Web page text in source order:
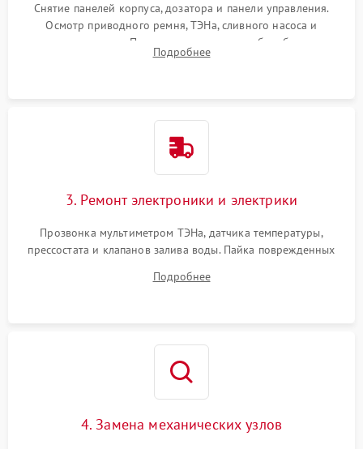
Снятие панелей корпуса, дозатора и панели управления.
Осмотр приводного ремня, ТЭНа, сливного насоса и
амортизаторов. Проверка подшипников барабана и
крестовины на износ, а манжеты люка на разрывы.
Подробнее
3. Ремонт электроники и электрики
Прозвонка мультиметром ТЭНа, датчика температуры,
прессостата и клапанов залива воды. Пайка поврежденных
Восстановление целостности проводки и контактов.
Подробнее
4. Замена механических узлов